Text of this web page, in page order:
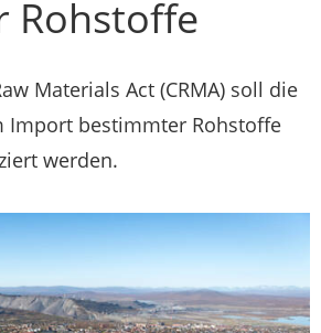
Rohstoffe
Materials Act (CRMA) soll die
Import bestimmter Rohstoffe
werden.